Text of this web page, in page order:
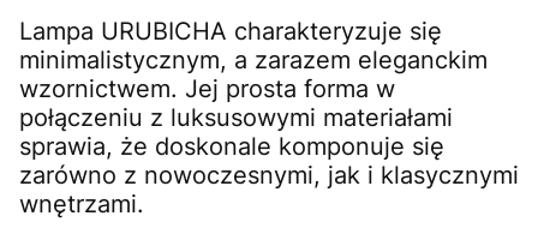
Lampa URUBICHA charakteryzuje się
minimalistycznym, a zarazem eleganckim
wzornictwem. Jej prosta forma w
połączeniu z luksusowymi materiałami
sprawia, że doskonale komponuje się
zarówno z nowoczesnymi, jak i klasycznymi
wnętrzami.